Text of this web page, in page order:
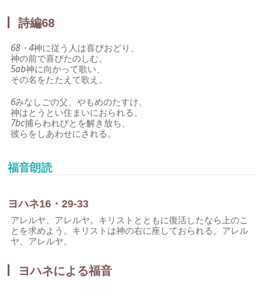
詩編68
68・4神に従う人は喜びおどり、
神の前で喜びたのしむ。
5ab神に向かって歌い、
その名をたたえて歌え。
6みなしごの父、やもめのたすけ、
神はとうとい住まいにおられる。
7bc捕らわれびとを解き放ち、
彼らをしあわせにされる。
福音朗読
ヨハネ16・29-33
アレルヤ、アレルヤ。キリストとともに復活したなら上のこ
とを求めよう。キリストは神の右に座しておられる。アレル
ヤ、アレルヤ。
ヨハネによる福音